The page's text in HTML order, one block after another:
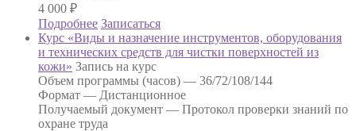
4 000 ₽
Подробнее Записаться
Курс «Виды и назначение инструментов, оборудования
и технических средств для чистки поверхностей из
кожи» Запись на курс
Объем программы (часов) — 36/72/108/144
Формат — Дистанционное
Получаемый документ — Протокол проверки знаний по
охране труда